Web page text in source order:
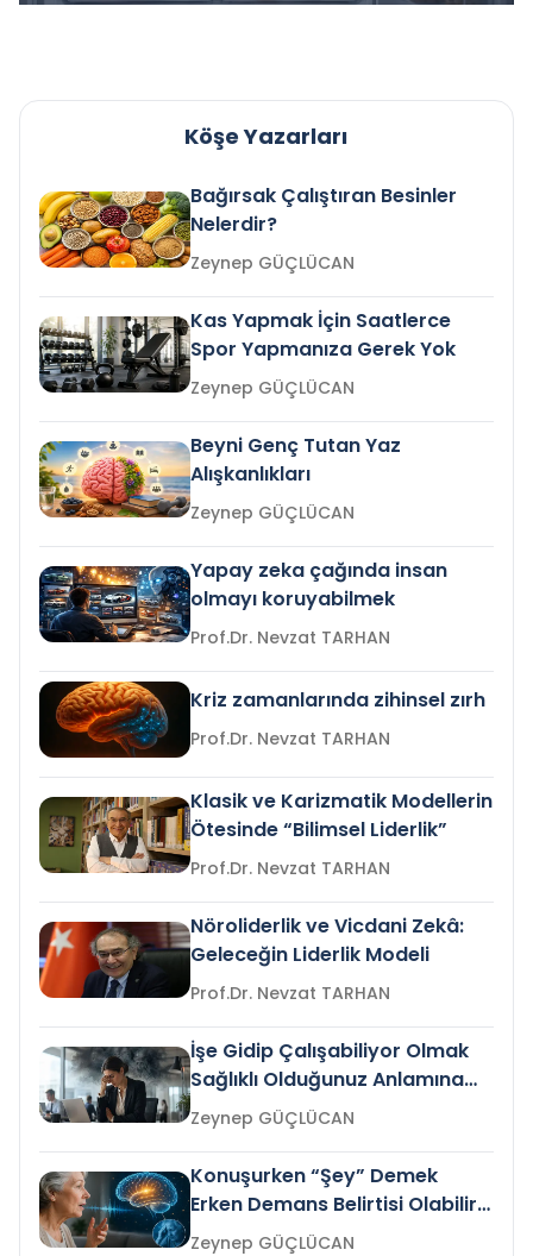
Köşe Yazarları
Bağırsak Çalıştıran Besinler
Nelerdir?
Zeynep GÜÇLÜCAN
Kas Yapmak İçin Saatlerce
Spor Yapmanıza Gerek Yok
Zeynep GÜÇLÜCAN
Beyni Genç Tutan Yaz
Alışkanlıkları
Zeynep GÜÇLÜCAN
Yapay zeka çağında insan
olmayı koruyabilmek
Prof.Dr. Nevzat TARHAN
Kriz zamanlarında zihinsel zırh
Prof.Dr. Nevzat TARHAN
Klasik ve Karizmatik Modellerin
Ötesinde “Bilimsel Liderlik”
Prof.Dr. Nevzat TARHAN
Nöroliderlik ve Vicdani Zekâ:
Geleceğin Liderlik Modeli
Prof.Dr. Nevzat TARHAN
İşe Gidip Çalışabiliyor Olmak
Sağlıklı Olduğunuz Anlamına
Gelir mi?Zeynep GÜÇLÜCAN
Konuşurken “Şey” Demek
Erken Demans Belirtisi Olabilir
mi?
Zeynep GÜÇLÜCAN